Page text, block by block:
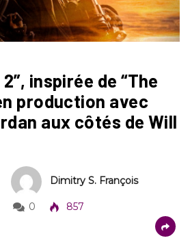
inspirée de “The
production avec
aux côtés de Will
Dimitry S. François
0
857